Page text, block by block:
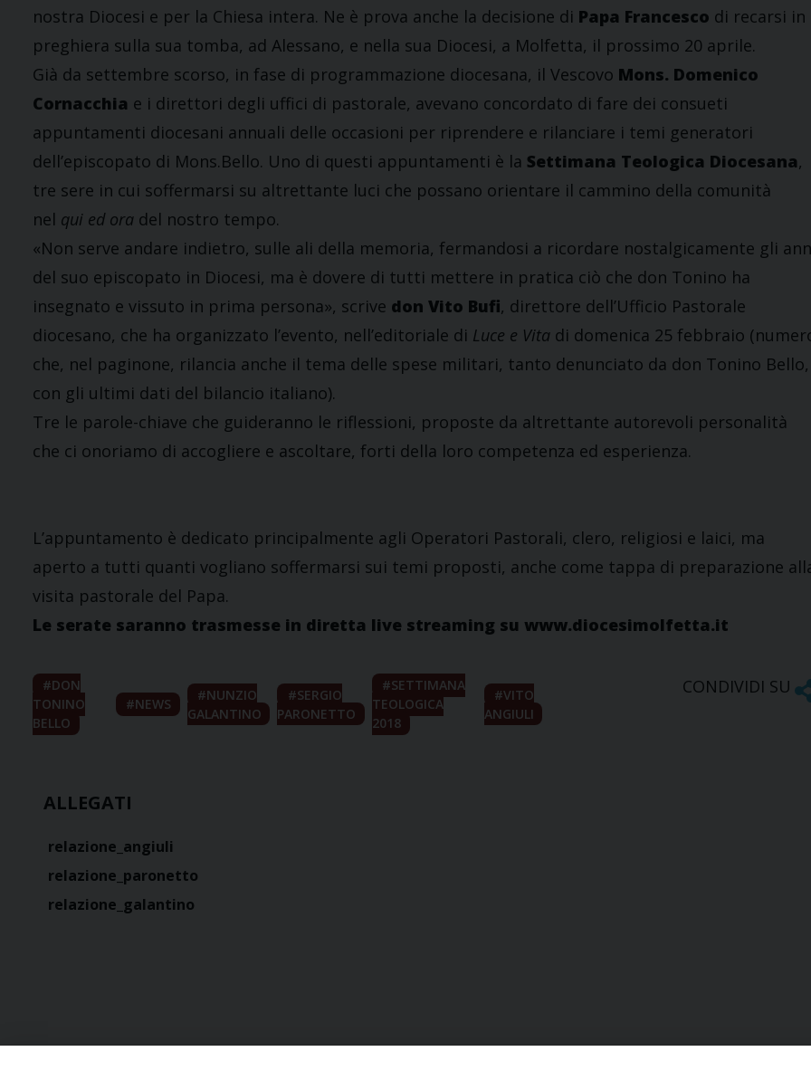
nostra Diocesi e per la Chiesa intera. Ne è prova anche la decisione di Papa Francesco di recarsi in
preghiera sulla sua tomba, ad Alessano, e nella sua Diocesi, a Molfetta, il prossimo 20 aprile.
Già da settembre scorso, in fase di programmazione diocesana, il Vescovo Mons. Domenico
Cornacchia e i direttori degli uffici di pastorale, avevano concordato di fare dei consueti
appuntamenti diocesani annuali delle occasioni per riprendere e rilanciare i temi generatori
dell’episcopato di Mons.Bello. Uno di questi appuntamenti è la Settimana Teologica Diocesana,
tre sere in cui soffermarsi su altrettante luci che possano orientare il cammino della comunità
nel qui ed ora del nostro tempo.
«Non serve andare indietro, sulle ali della memoria, fermandosi a ricordare nostalgicamente gli
del suo episcopato in Diocesi, ma è dovere di tutti mettere in pratica ciò che don Tonino ha
insegnato e vissuto in prima persona», scrive don Vito Bufi, direttore dell’Ufficio Pastorale
diocesano, che ha organizzato l’evento, nell’editoriale di Luce e Vita di domenica 25 febbraio
che, nel paginone, rilancia anche il tema delle spese militari, tanto denunciato da don Tonino Bello,
con gli ultimi dati del bilancio italiano).
Tre le parole-chiave che guideranno le riflessioni, proposte da altrettante autorevoli personalità
che ci onoriamo di accogliere e ascoltare, forti della loro competenza ed esperienza.
L’appuntamento è dedicato principalmente agli Operatori Pastorali, clero, religiosi e laici, ma
aperto a tutti quanti vogliano soffermarsi sui temi proposti, anche come tappa di preparazione
visita pastorale del Papa.
Le serate saranno trasmesse in diretta live streaming su www.diocesimolfetta.it
DON
TONINO
BELLO
NEWS
NUNZIO
GALANTINO
SERGIO
PARONETTO
SETTIMANA
TEOLOGICA
2018
VITO
ANGIULI
CONDIVIDI SU
ALLEGATI
relazione_angiuli
relazione_paronetto
relazione_galantino